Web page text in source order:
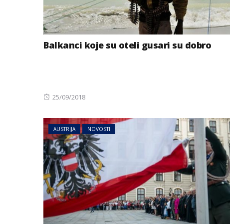
Balkanci koje su oteli gusari su dobro
Posted
25/09/2018
AUSTRIJA NOVOSTI